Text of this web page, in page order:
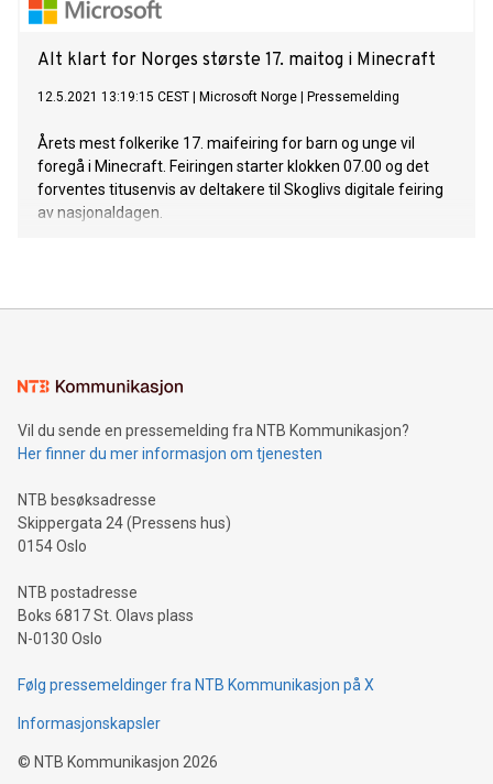
Alt klart for Norges største 17. maitog i Minecraft
12.5.2021 13:19:15 CEST Microsoft Norge Pressemelding
Årets mest folkerike 17. maifeiring for barn og unge vil
foregå i Minecraft. Feiringen starter klokken 07.00 og det
forventes titusenvis av deltakere til Skoglivs digitale feiring
av nasjonaldagen.
Vil du sende en pressemelding fra NTB Kommunikasjon?
Her finner du mer informasjon om tjenesten
NTB besøksadresse
Skippergata 24 (Pressens hus)
0154 Oslo
NTB postadresse
Boks 6817 St. Olavs plass
N-0130 Oslo
Følg pressemeldinger fra NTB Kommunikasjon på X
Informasjonskapsler
© NTB Kommunikasjon 2026